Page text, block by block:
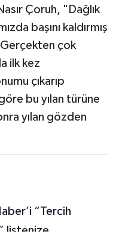
Çoruh, "Dağlık
başını kaldırmış
çok
ilk kez
çıkarıp
bu yılan türüne
yılan gözden